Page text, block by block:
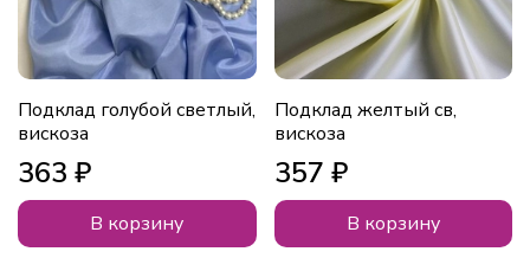
Подклад голубой светлый,
вискоза
363 ₽
В корзину
Подклад желтый св,
вискоза
357 ₽
В корзину